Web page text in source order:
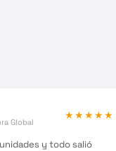
Global
★★★★★
y todo salió